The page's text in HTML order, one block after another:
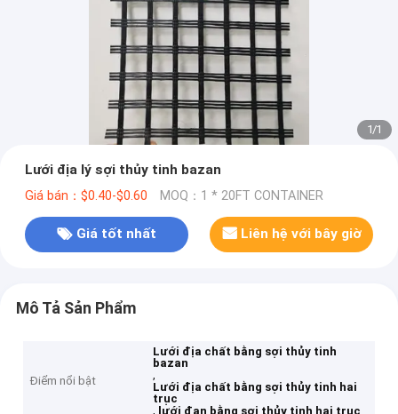
1/1
Lưới địa lý sợi thủy tinh bazan
Giá bán：$0.40-$0.60 MOQ：1 * 20FT CONTAINER
Giá tốt nhất Liên hệ với bây giờ
Mô Tả Sản Phẩm
Điểm nổi bật
Lưới địa chất bằng sợi thủy tinh
bazan
,
Lưới địa chất bằng sợi thủy tinh hai
trục
, lưới đan bằng sợi thủy tinh hai trục